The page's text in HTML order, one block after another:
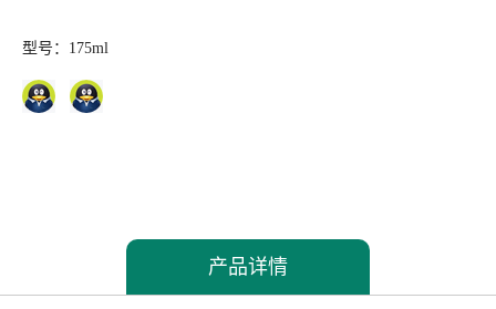
型号：175ml
产品详情